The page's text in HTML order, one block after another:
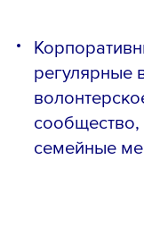
регулярные
семейные